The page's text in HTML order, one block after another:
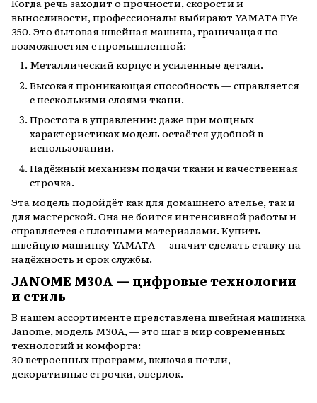
Когда речь заходит о прочности, скорости и
выносливости, профессионалы выбирают YAMATA FYe
350. Это бытовая швейная машина, граничащая по
возможностям с промышленной:
Металлический корпус и усиленные детали.
Высокая проникающая способность — справляется
с несколькими слоями ткани.
Простота в управлении: даже при мощных
характеристиках модель остаётся удобной в
использовании.
Надёжный механизм подачи ткани и качественная
строчка.
Эта модель подойдёт как для домашнего ателье, так и
для мастерской. Она не боится интенсивной работы и
справляется с плотными материалами. Купить
швейную машинку YAMATA — значит сделать ставку на
надёжность и срок службы.
JANOME M30A — цифровые технологии
и стиль
В нашем ассортименте представлена швейная машинка
Janome, модель M30A, — это шаг в мир современных
технологий и комфорта:
30 встроенных программ, включая петли,
декоративные строчки, оверлок.